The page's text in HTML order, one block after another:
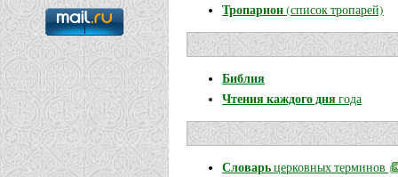
Тропарион(список тропарей)
Библия
Чтения каждого днягода
Словарьцерковных терминов